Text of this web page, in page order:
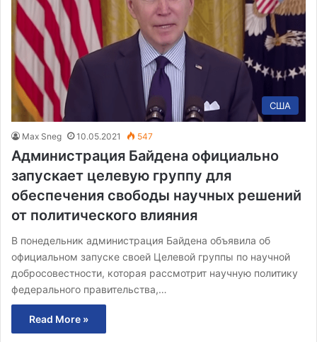
США
Max Sneg 10.05.2021 547
Администрация Байдена официально
запускает целевую группу для
обеспечения свободы научных решений
от политического влияния
В понедельник администрация Байдена объявила об
официальном запуске своей Целевой группы по научной
добросовестности, которая рассмотрит научную политику
федерального правительства,…
Read More »